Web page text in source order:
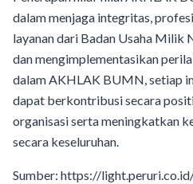
dalam menjaga integritas,
layanan dari Badan Usaha Milik
dan mengimplementasikan
dalam AKHLAK BUMN, setiap
dapat berkontribusi secara
organisasi serta meningkatkan
secara keseluruhan.
Sumber: https://